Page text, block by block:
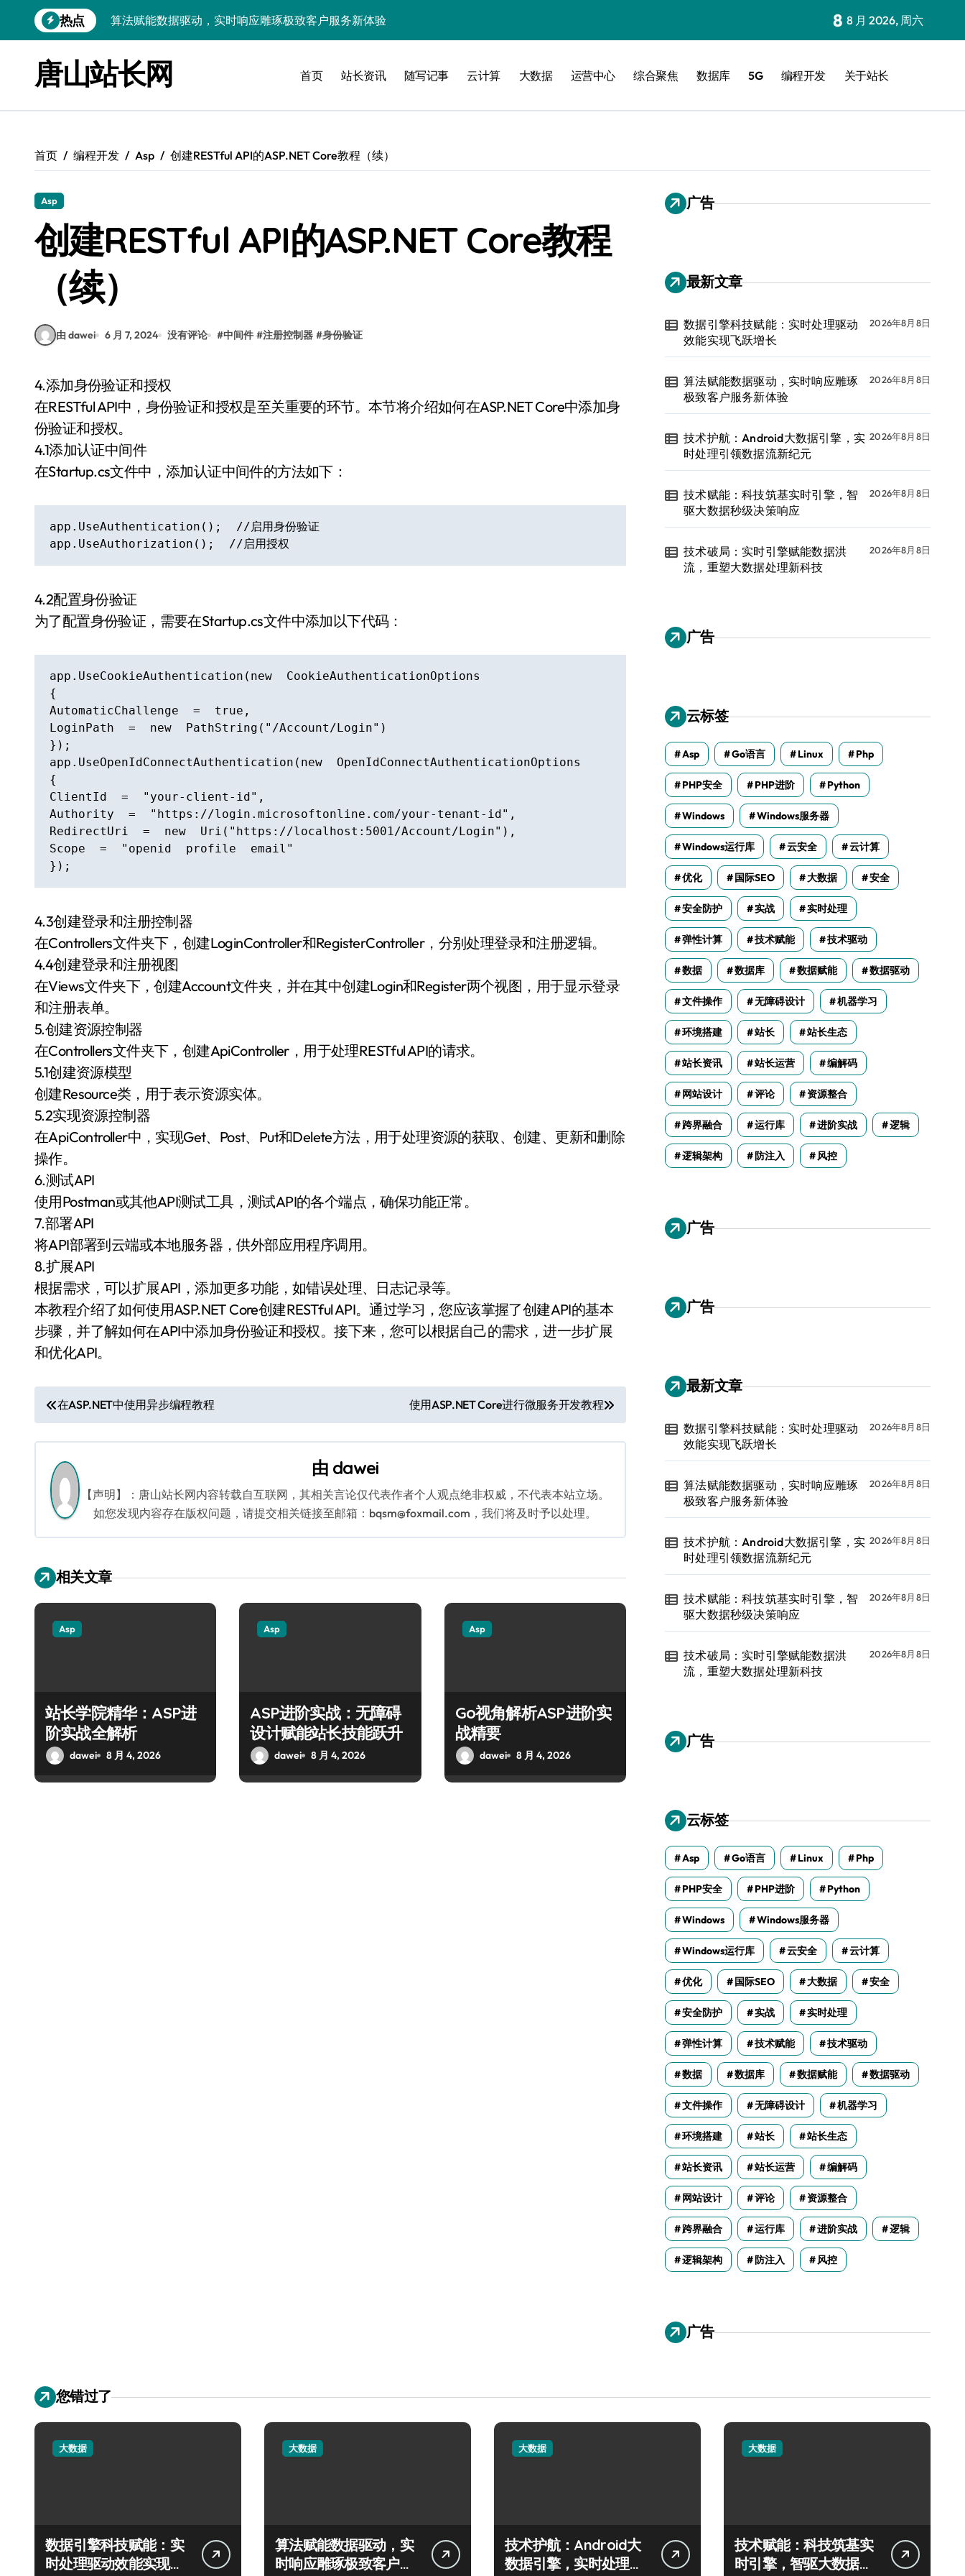
到
热点
算法赋能数据驱动，实时响应雕琢极致客户服务新体验
技术赋能：科技筑基实时引擎，智驱大数据秒级决策响应
技术破局：实时引擎赋能数据洪流，重塑大数据处理新科技
技术赋能：实时数据处理引擎驱动企业大数据科技新飞跃
技术赋能：构建高效实时引擎，驱动多媒体大数据处理革新
Go语言赋能大数据：实时引擎构建与科技驱动的性能优化术
数据引擎科技赋能：实时处理驱动效能实现飞跃增长
8 8 月 2026, 周六
唐山站长网 首页 站长资讯 随写记事 云计算 大数据 运营中心 综合聚焦 数据库 5G 编程开发 关于站长
首页 编程开发 Asp 创建RESTful API的ASP.NET Core教程（续）
Asp
创建RESTful API的ASP.NET Core教程
（续）
由 dawei 6 月 7, 2024 没有评论 #中间件 #注册控制器 #身份验证
4.添加身份验证和授权
在RESTful API中，身份验证和授权是至关重要的环节。本节将介绍如何在ASP.NET Core中添加身
份验证和授权。
4.1添加认证中间件
在Startup.cs文件中，添加认证中间件的方法如下：
app.UseAuthentication();  //启用身份验证
app.UseAuthorization();  //启用授权
4.2配置身份验证
为了配置身份验证，需要在Startup.cs文件中添加以下代码：
app.UseCookieAuthentication(new  CookieAuthenticationOptions
{
AutomaticChallenge  =  true,
LoginPath  =  new  PathString("/Account/Login")
});
app.UseOpenIdConnectAuthentication(new  OpenIdConnectAuthenticationOptions
{
ClientId  =  "your-client-id",
Authority  =  "https://login.microsoftonline.com/your-tenant-id",
RedirectUri  =  new  Uri("https://localhost:5001/Account/Login"),
Scope  =  "openid  profile  email"
});
4.3创建登录和注册控制器
在Controllers文件夹下，创建LoginController和RegisterController，分别处理登录和注册逻辑。
4.4创建登录和注册视图
在Views文件夹下，创建Account文件夹，并在其中创建Login和Register两个视图，用于显示登录
和注册表单。
5.创建资源控制器
在Controllers文件夹下，创建ApiController，用于处理RESTful API的请求。
5.1创建资源模型
创建Resource类，用于表示资源实体。
5.2实现资源控制器
在ApiController中，实现Get、Post、Put和Delete方法，用于处理资源的获取、创建、更新和删除
操作。
6.测试API
使用Postman或其他API测试工具，测试API的各个端点，确保功能正常。
7.部署API
将API部署到云端或本地服务器，供外部应用程序调用。
8.扩展API
根据需求，可以扩展API，添加更多功能，如错误处理、日志记录等。
本教程介绍了如何使用ASP.NET Core创建RESTful API。通过学习，您应该掌握了创建API的基本
步骤，并了解如何在API中添加身份验证和授权。接下来，您可以根据自己的需求，进一步扩展
和优化API。
文
章
导
航
在ASP.NET中使用异步编程教程 使用ASP.NET Core进行微服务开发教程
由 dawei
【声明】：唐山站长网内容转载自互联网，其相关言论仅代表作者个人观点绝非权威，不代表本站立场。
如您发现内容存在版权问题，请提交相关链接至邮箱：bqsm@foxmail.com，我们将及时予以处理。
相关文章
Asp
站长学院精华：ASP进
阶实战全解析
dawei 8 月 4, 2026
Asp
ASP进阶实战：无障碍
设计赋能站长技能跃升
dawei 8 月 4, 2026
Asp
Go视角解析ASP进阶实
战精要
dawei 8 月 4, 2026
广告
最新文章
数据引擎科技赋能：实时处理驱动
效能实现飞跃增长
2026年8月8日
算法赋能数据驱动，实时响应雕琢
极致客户服务新体验
2026年8月8日
技术护航：Android大数据引擎，实
时处理引领数据流新纪元
2026年8月8日
技术赋能：科技筑基实时引擎，智
驱大数据秒级决策响应
2026年8月8日
技术破局：实时引擎赋能数据洪
流，重塑大数据处理新科技
2026年8月8日
广告
云标签
Asp Go语言 Linux Php
PHP安全 PHP进阶 Python
Windows Windows服务器
Windows运行库 云安全 云计算
优化 国际SEO 大数据 安全
安全防护 实战 实时处理
弹性计算 技术赋能 技术驱动
数据 数据库 数据赋能 数据驱动
文件操作 无障碍设计 机器学习
环境搭建 站长 站长生态
站长资讯 站长运营 编解码
网站设计 评论 资源整合
跨界融合 运行库 进阶实战 逻辑
逻辑架构 防注入 风控
广告
广告
最新文章
数据引擎科技赋能：实时处理驱动
效能实现飞跃增长
2026年8月8日
算法赋能数据驱动，实时响应雕琢
极致客户服务新体验
2026年8月8日
技术护航：Android大数据引擎，实
时处理引领数据流新纪元
2026年8月8日
技术赋能：科技筑基实时引擎，智
驱大数据秒级决策响应
2026年8月8日
技术破局：实时引擎赋能数据洪
流，重塑大数据处理新科技
2026年8月8日
广告
云标签
Asp Go语言 Linux Php
PHP安全 PHP进阶 Python
Windows Windows服务器
Windows运行库 云安全 云计算
优化 国际SEO 大数据 安全
安全防护 实战 实时处理
弹性计算 技术赋能 技术驱动
数据 数据库 数据赋能 数据驱动
文件操作 无障碍设计 机器学习
环境搭建 站长 站长生态
站长资讯 站长运营 编解码
网站设计 评论 资源整合
跨界融合 运行库 进阶实战 逻辑
逻辑架构 防注入 风控
广告
您错过了
大数据
数据引擎科技赋能：实
时处理驱动效能实现飞
大数据
算法赋能数据驱动，实
时响应雕琢极致客户服
大数据
技术护航：Android大
数据引擎，实时处理引
大数据
技术赋能：科技筑基实
时引擎，智驱大数据秒